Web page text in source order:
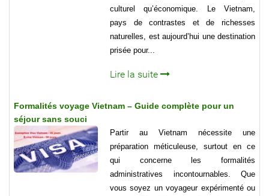
culturel qu’économique. Le Vietnam,
pays de contrastes et de richesses
naturelles, est aujourd’hui une destination
prisée pour...
Lire la suite
Formalités voyage Vietnam – Guide complète pour un
séjour sans souci
Partir au Vietnam nécessite une
préparation méticuleuse, surtout en ce
qui concerne les formalités
administratives incontournables. Que
vous soyez un voyageur expérimenté ou